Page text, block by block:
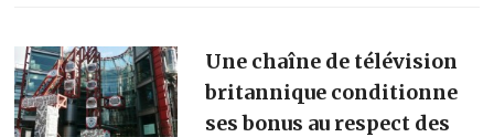
Une chaîne de télévision
britannique conditionne
ses bonus au respect des